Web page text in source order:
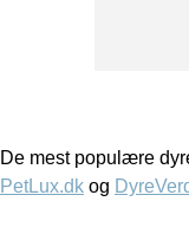
De mest populære
PetLux.dk og